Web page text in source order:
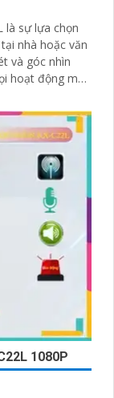
là sự lựa chọn
nhà hoặc văn
hoạt động một
1080P